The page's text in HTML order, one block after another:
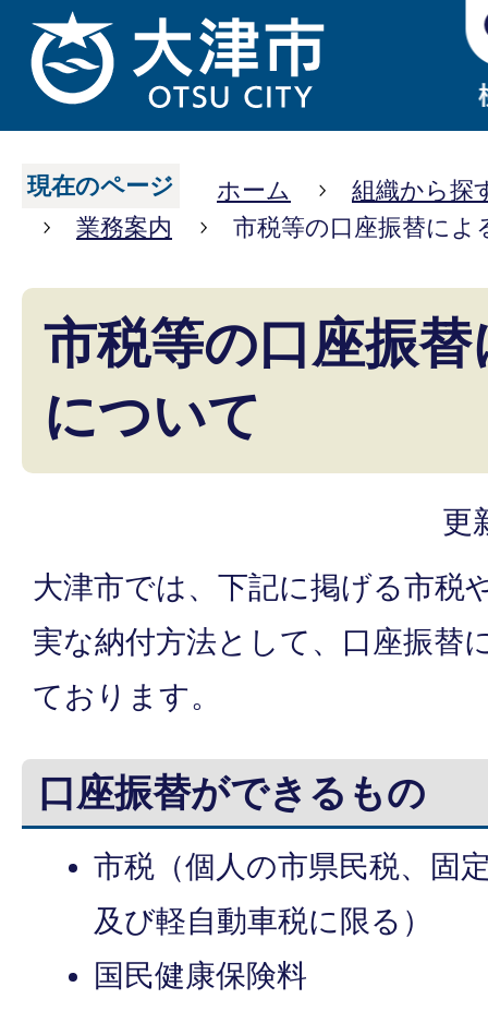
現在のページ ホーム
組織から探
業務案内
市税等の口座振替によ
市税等の口座振
について
更
大津市では、下記に掲げる市税
実な納付方法として、口座振替
ております。
口座振替ができるもの
市税（個人の市県民税、固
及び軽自動車税に限る）
国民健康保険料